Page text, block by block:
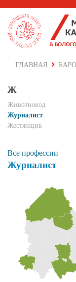
ГЛАВНАЯ
Ж
Животновод
Журналист
Жестянщик
Все профессии
Журналист